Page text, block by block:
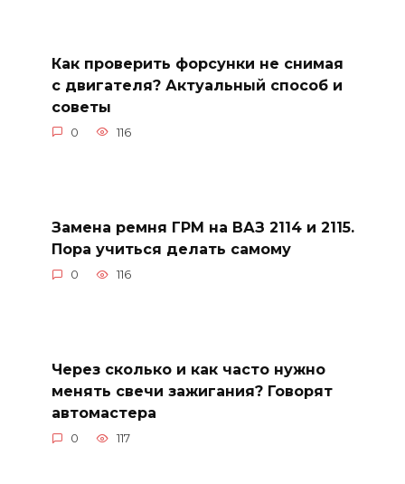
Как проверить форсунки не снимая
с двигателя? Актуальный способ и
советы
0 116
Замена ремня ГРМ на ВАЗ 2114 и 2115.
Пора учиться делать самому
0 116
Через сколько и как часто нужно
менять свечи зажигания? Говорят
автомастера
0 117